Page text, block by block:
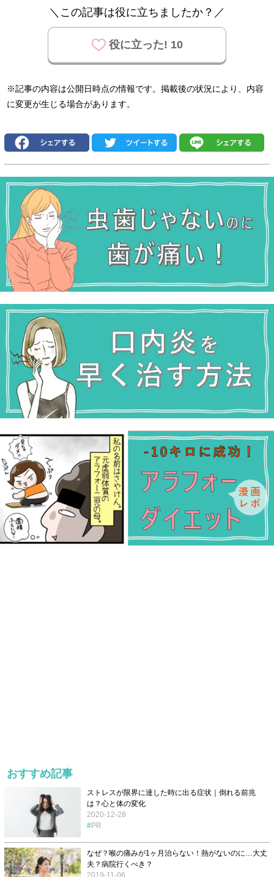
＼この記事は役に立ちましたか？／
役に立った! 10
※記事の内容は公開日時点の情報です。掲載後の状況により、内容
に変更が生じる場合があります。
おすすめ記事
ストレスが限界に達した時に出る症状｜倒れる前兆
は？心と体の変化
2020-12-28
PR
なぜ？喉の痛みが1ヶ月治らない！熱がないのに…大丈
夫？病院行くべき？